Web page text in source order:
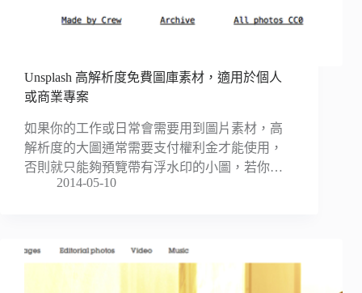
Unsplash 高解析度免費圖庫素材，適用於個人
或商業專案
如果你的工作或日常會需要用到圖片素材，高
解析度的大圖通常需要支付權利金才能使用，
否則就只能夠預覽帶有浮水印的小圖，若你…
2014-05-10